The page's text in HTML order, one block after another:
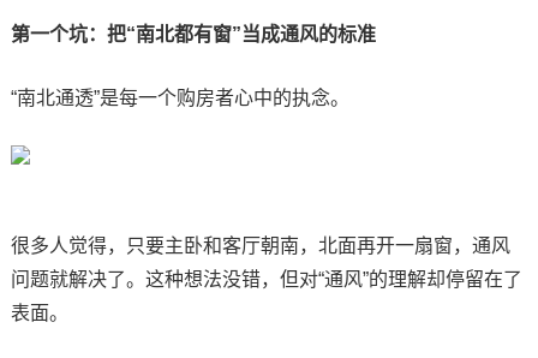
第一个坑：把“南北都有窗”当成通风的标准
“南北通透”是每一个购房者心中的执念。
很多人觉得，只要主卧和客厅朝南，北面再开一扇窗，通风
问题就解决了。这种想法没错，但对“通风”的理解却停留在了
表面。